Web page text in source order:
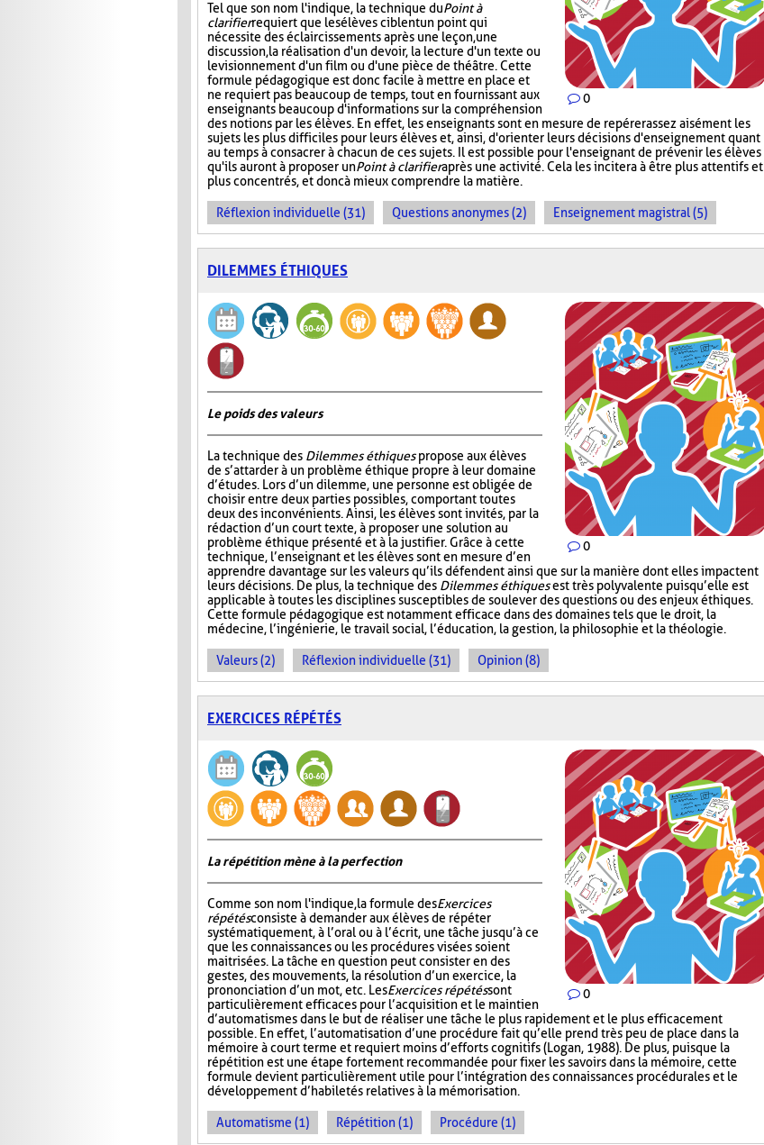
0
Tel que son nom l'indique, la technique duPoint à
clarifierrequiert que les élèves ciblent un point qui
nécessite des éclaircissements après une leçon, une
discussion, la réalisation d'un devoir, la lecture d'un texte ou
le visionnement d'un film ou d'une pièce de théâtre. Cette
formule pédagogique est donc facile à mettre en place et
ne requiert pas beaucoup de temps, tout en fournissant aux
enseignants beaucoup d'informations sur la compréhension
des notions par les élèves. En effet, les enseignants sont en mesure de repérer assez aisément les
sujets les plus difficiles pour leurs élèves et, ainsi, d'orienter leurs décisions d'enseignement quant
au temps à consacrer à chacun de ces sujets. Il est possible pour l'enseignant de prévenir les élèves
qu'ils auront à proposer unPoint à clarifieraprès une activité. Cela les incitera à être plus attentifs et
plus concentrés, et donc à mieux comprendre la matière.
Réflexion individuelle (31) Questions anonymes (2) Enseignement magistral (5)
DILEMMES ÉTHIQUES
0
Le poids des valeurs
La technique des Dilemmes éthiquespropose aux élèves
de s’attarder à un problème éthique propre à leur domaine
d’études. Lors d’un dilemme, une personne est obligée de
choisir entre deux parties possibles, comportant toutes
deux des inconvénients. Ainsi, les élèves sont invités, par la
rédaction d’un court texte, à proposer une solution au
problème éthique présenté et à la justifier. Grâce à cette
technique, l’enseignant et les élèves sont en mesure d’en
apprendre davantage sur les valeurs qu’ils défendent ainsi que sur la manière dont elles impactent
leurs décisions. De plus, la technique des Dilemmes éthiquesest très polyvalente puisqu’elle est
applicable à toutes les disciplines susceptibles de soulever des questions ou des enjeux éthiques.
Cette formule pédagogique est notamment efficace dans des domaines tels que le droit, la
médecine, l’ingénierie, le travail social, l’éducation, la gestion, la philosophie et la théologie.
Valeurs (2) Réflexion individuelle (31) Opinion (8)
EXERCICES RÉPÉTÉS
0
La répétition mène à la perfection
Comme son nom l'indique, la formule desExercices
répétésconsiste à demander aux élèves de répéter
systématiquement, à l’oral ou à l’écrit, une tâche jusqu’à ce
que les connaissances ou les procédures visées soient
maitrisées. La tâche en question peut consister en des
gestes, des mouvements, la résolution d’un exercice, la
prononciation d’un mot, etc. LesExercices répétéssont
particulièrement efficaces pour l’acquisition et le maintien
d’automatismes dans le but de réaliser une tâche le plus rapidement et le plus efficacement
possible. En effet, l’automatisation d’une procédure fait qu’elle prend très peu de place dans la
mémoire à court terme et requiert moins d’efforts cognitifs (Logan, 1988). De plus, puisque la
répétition est une étape fortement recommandée pour fixer les savoirs dans la mémoire, cette
formule devient particulièrement utile pour l’intégration des connaissances procédurales et le
développement d’habiletés relatives à la mémorisation.
Automatisme (1) Répétition (1) Procédure (1)